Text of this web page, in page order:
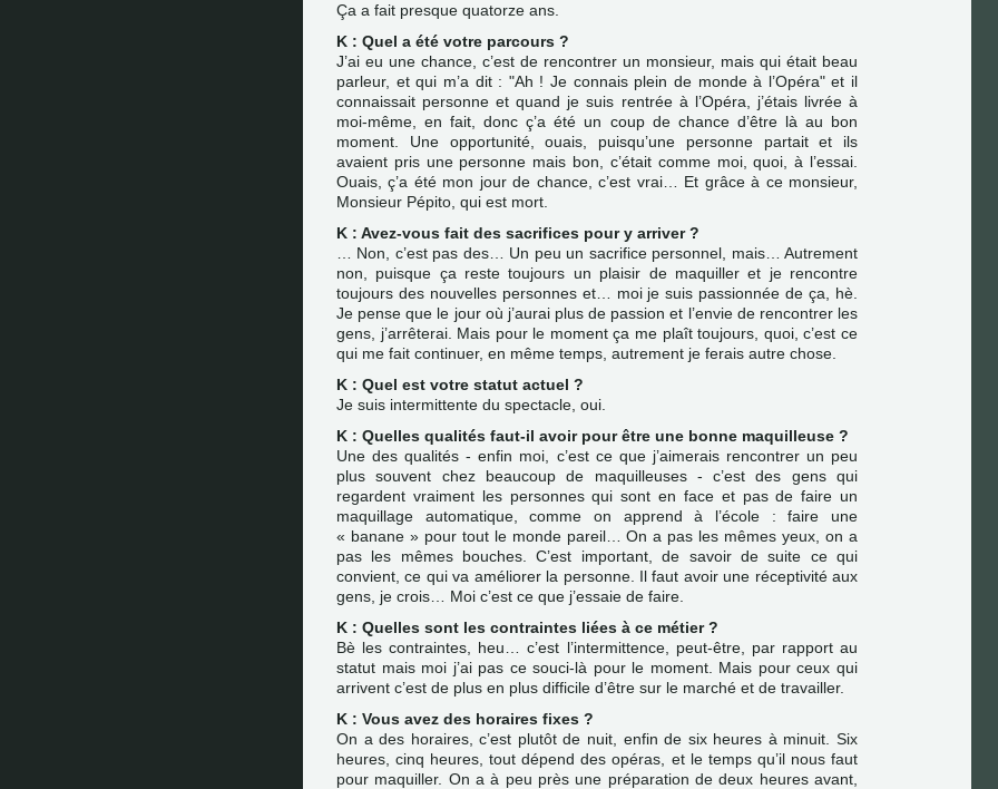
Ça a fait presque quatorze ans.
K : Quel a été votre parcours ?
J’ai eu une chance, c’est de rencontrer un monsieur, mais qui était beau
parleur, et qui m’a dit : "Ah ! Je connais plein de monde à l’Opéra" et il
connaissait personne et quand je suis rentrée à l’Opéra, j’étais livrée à
moi-même, en fait, donc ç’a été un coup de chance d’être là au bon
moment. Une opportunité, ouais, puisqu’une personne partait et ils
avaient pris une personne mais bon, c’était comme moi, quoi, à l’essai.
Ouais, ç’a été mon jour de chance, c’est vrai… Et grâce à ce monsieur,
Monsieur Pépito, qui est mort.
K : Avez-vous fait des sacrifices pour y arriver ?
… Non, c’est pas des… Un peu un sacrifice personnel, mais… Autrement
non, puisque ça reste toujours un plaisir de maquiller et je rencontre
toujours des nouvelles personnes et… moi je suis passionnée de ça, hè.
Je pense que le jour où j’aurai plus de passion et l’envie de rencontrer les
gens, j’arrêterai. Mais pour le moment ça me plaît toujours, quoi, c’est ce
qui me fait continuer, en même temps, autrement je ferais autre chose.
K : Quel est votre statut actuel ?
Je suis intermittente du spectacle, oui.
K : Quelles qualités faut-il avoir pour être une bonne maquilleuse ?
Une des qualités - enfin moi, c’est ce que j’aimerais rencontrer un peu
plus souvent chez beaucoup de maquilleuses - c’est des gens qui
regardent vraiment les personnes qui sont en face et pas de faire un
maquillage automatique, comme on apprend à l’école : faire une
« banane » pour tout le monde pareil… On a pas les mêmes yeux, on a
pas les mêmes bouches. C’est important, de savoir de suite ce qui
convient, ce qui va améliorer la personne. Il faut avoir une réceptivité aux
gens, je crois… Moi c’est ce que j’essaie de faire.
K : Quelles sont les contraintes liées à ce métier ?
Bè les contraintes, heu… c’est l’intermittence, peut-être, par rapport au
statut mais moi j’ai pas ce souci-là pour le moment. Mais pour ceux qui
arrivent c’est de plus en plus difficile d’être sur le marché et de travailler.
K : Vous avez des horaires fixes ?
On a des horaires, c’est plutôt de nuit, enfin de six heures à minuit. Six
heures, cinq heures, tout dépend des opéras, et le temps qu’il nous faut
pour maquiller. On a à peu près une préparation de deux heures avant,